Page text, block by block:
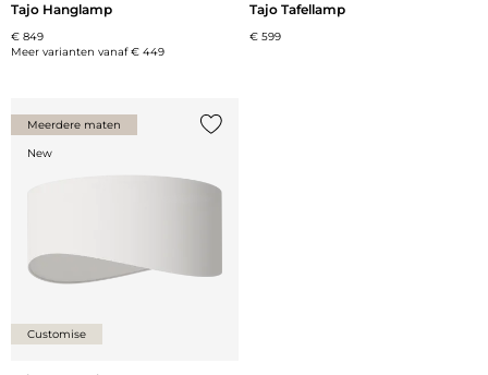
Tajo Hanglamp
€ 849
Meer varianten vanaf€ 449
Tajo Tafellamp
€ 599
Meerdere maten
New
Customise